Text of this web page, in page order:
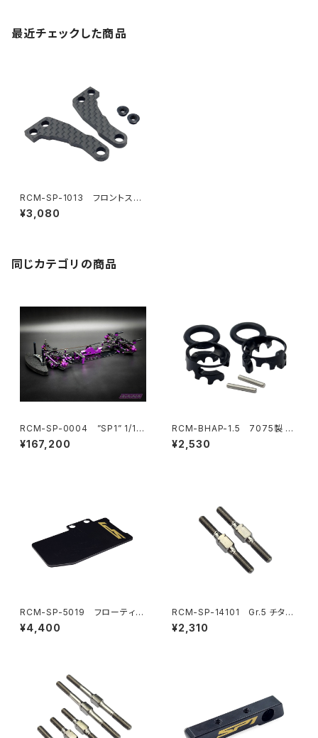
最近チェックした商品
RCM-SP-1013 フロントステ
アリングアーム（2）
¥3,080
同じカテゴリの商品
RCM-SP-0004 ”SP1” 1/10
電動オンロードツーリングカー
キット HARA リミテッドエディシ
¥167,200
RCM-BHAP-1.5 7075製 ウ
ルトラライトボディハイトアジャ
スター6mmポスト-1.5mmピン
¥2,530
RCM-SP-5019 フローティン
グエレクトロニクスプレート 真
鍮プレート(11.5g)(オプション)
¥4,400
RCM-SP-14101 Gr.5 チタン
リヤトー/フロントステアリングリ
ンクターンバックル 3x28mm
¥2,310